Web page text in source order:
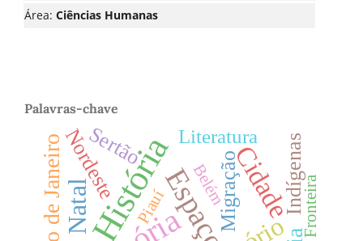
Área: Ciências Humanas
Palavras-chave
HistóriaEspaçoCidade
Natal
Rio de Janeiro Migração
Sertão Indígenas
Nordeste Literatura
Piauí Fronteira
Belém